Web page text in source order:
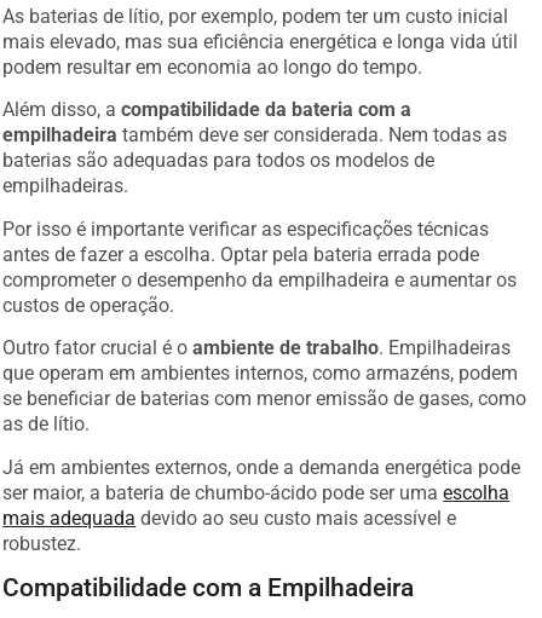
As baterias de lítio, por exemplo, podem ter um custo inicial
mais elevado, mas sua eficiência energética e longa vida útil
podem resultar em economia ao longo do tempo.
Além disso, acompatibilidade da bateria com a
empilhadeira também deve ser considerada. Nem todas as
baterias são adequadas para todos os modelos de
empilhadeiras.
Por isso é importante verificar as especificações técnicas
antes de fazer a escolha. Optar pela bateria errada pode
comprometer o desempenho da empilhadeira e aumentar os
custos de operação.
Outro fator crucial é oambiente de trabalho. Empilhadeiras
que operam em ambientes internos, como armazéns, podem
se beneficiar de baterias com menor emissão de gases, como
as de lítio.
Já em ambientes externos, onde a demanda energética pode
ser maior, a bateria de chumbo-ácido pode ser umaescolha
mais adequada devido ao seu custo mais acessível e
robustez.
Compatibilidade com a Empilhadeira